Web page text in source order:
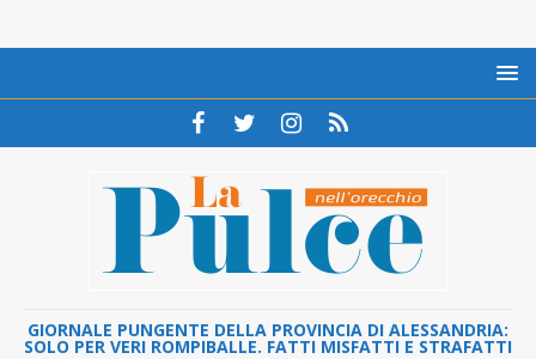
GIORNALE PUNGENTE DELLA PROVINCIA DI ALESSANDRIA:
SOLO PER VERI ROMPIBALLE. FATTI MISFATTI E STRAFATTI